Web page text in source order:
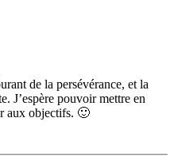
de la persévérance, et la
J’espère pouvoir mettre en
aux objectifs. 🙂